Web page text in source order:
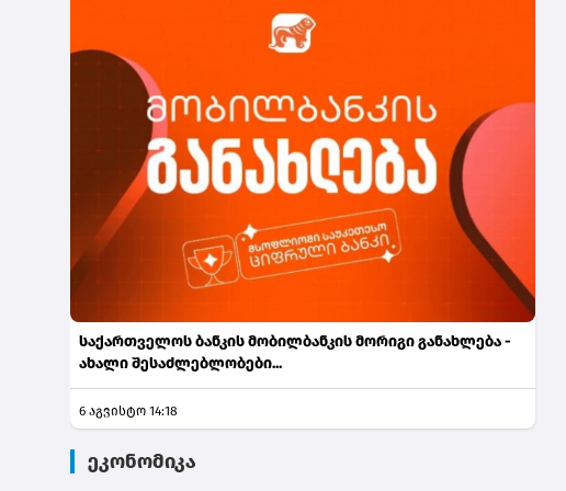
საქართველოს ბანკის მობილბანკის მორიგი განახლება -
ახალი შესაძლებლობები...
6 აგვისტო 14:18
ეკონომიკა